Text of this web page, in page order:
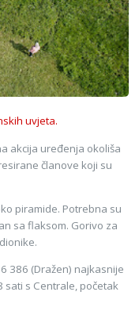
uvjeta.
akcija uređenja okoliša
članove koji su
piramide. Potrebna su
sa flaksom. Gorivo za
386 (Dražen) najkasnije
sati s Centrale, početak